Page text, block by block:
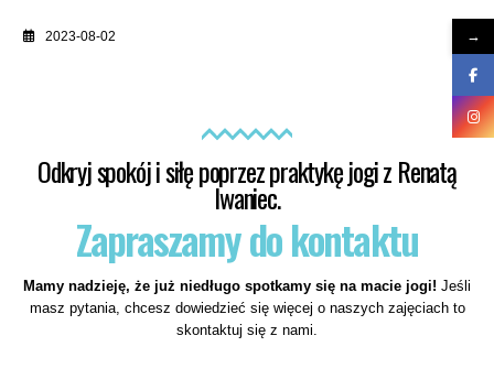
2023-08-02
Odkryj spokój i siłę poprzez praktykę jogi z Renatą
Iwaniec.
Zapraszamy do kontaktu
Mamy nadzieję, że już niedługo spotkamy się na macie jogi! Jeśli
masz pytania, chcesz dowiedzieć się więcej o naszych zajęciach to
skontaktuj się z nami.
→